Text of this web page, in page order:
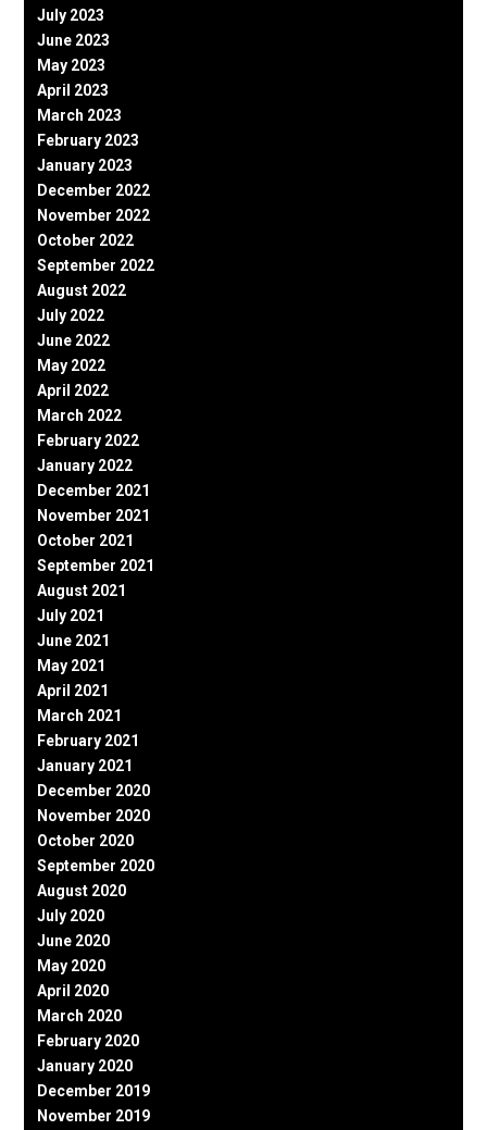
July 2023
June 2023
May 2023
April 2023
March 2023
February 2023
January 2023
December 2022
November 2022
October 2022
September 2022
August 2022
July 2022
June 2022
May 2022
April 2022
March 2022
February 2022
January 2022
December 2021
November 2021
October 2021
September 2021
August 2021
July 2021
June 2021
May 2021
April 2021
March 2021
February 2021
January 2021
December 2020
November 2020
October 2020
September 2020
August 2020
July 2020
June 2020
May 2020
April 2020
March 2020
February 2020
January 2020
December 2019
November 2019